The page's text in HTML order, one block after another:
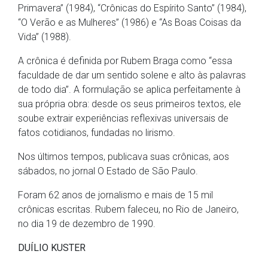
Primavera” (1984), “Crônicas do Espírito Santo” (1984),
“O Verão e as Mulheres” (1986) e “As Boas Coisas da
Vida” (1988).
A crônica é definida por Rubem Braga como “essa
faculdade de dar um sentido solene e alto às palavras
de todo dia”. A formulação se aplica perfeitamente à
sua própria obra: desde os seus primeiros textos, ele
soube extrair experiências reflexivas universais de
fatos cotidianos, fundadas no lirismo.
Nos últimos tempos, publicava suas crônicas, aos
sábados, no jornal O Estado de São Paulo.
Foram 62 anos de jornalismo e mais de 15 mil
crônicas escritas. Rubem faleceu, no Rio de Janeiro,
no dia 19 de dezembro de 1990.
DUÍLIO KUSTER